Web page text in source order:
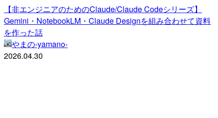
【非エンジニアのためのClaude/Claude Codeシリーズ】
Gemini・NotebookLM・Claude Designを組み合わせて資料
を作った話
やまの-yamano-
2026.04.30